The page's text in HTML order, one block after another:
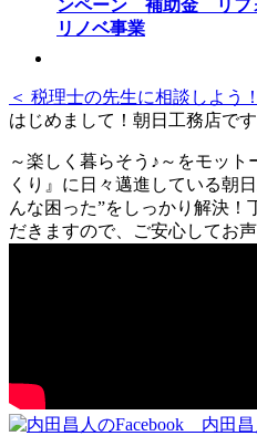
＜ 税理士の先生に相談しよう
はじめまして！朝日工務店です
～楽しく暮らそう♪～をモッ
くり』に日々邁進している朝
んな困った”をしっかり解決！
だきますので、ご安心してお
内田昌